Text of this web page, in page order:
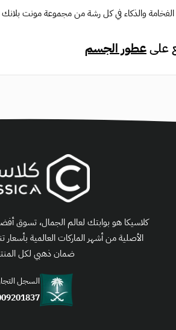
والذكاء في كل رشة من مجموعة مونت بلانك
علىعطور الجسم
كلاسيكا هو بوابتك لعالم الجمال، تسوق
الأصلية من أشهر الماركات العالمية
ضمان ذهبي لكل
السجل